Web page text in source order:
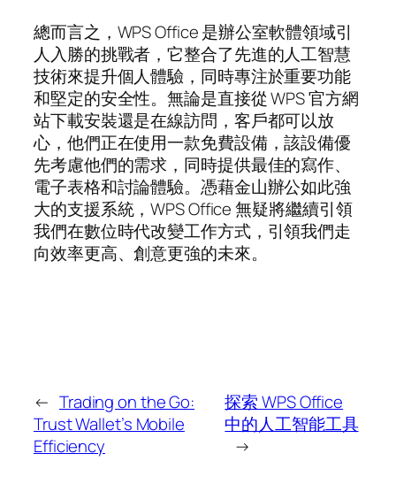
總而言之，WPS Office 是辦公室軟體領域引
人入勝的挑戰者，它整合了先進的人工智慧
技術來提升個人體驗，同時專注於重要功能
和堅定的安全性。無論是直接從 WPS 官方網
站下載安裝還是在線訪問，客戶都可以放
心，他們正在使用一款免費設備，該設備優
先考慮他們的需求，同時提供最佳的寫作、
電子表格和討論體驗。憑藉金山辦公如此強
大的支援系統，WPS Office 無疑將繼續引領
我們在數位時代改變工作方式，引領我們走
向效率更高、創意更強的未來。
← Trading on the Go:
Trust Wallet’s Mobile
Efficiency
探索 WPS Office
中的人工智能工具
→